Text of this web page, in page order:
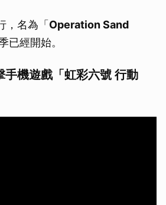
，名為「 Operation Sand
已經開始。
手機遊戲「虹彩六號 行動